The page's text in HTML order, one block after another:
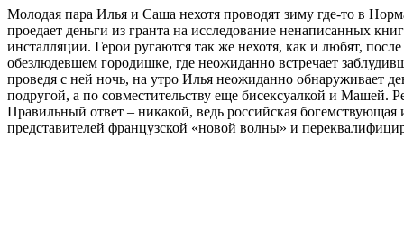
Молодая пара Илья и Саша нехотя проводят зиму где-то в
проедает деньги из гранта на исследование ненаписанных
инсталляции. Герои ругаются так же нехотя, как и любят,
обезлюдевшем городишке, где неожиданно встречает
проведя с ней ночь, на утро Илья неожиданно обнаруживает
подругой, а по совместительству еще бисексуалкой и Машей.
Правильный ответ – никакой, ведь российская
представителей французской «новой волны» и